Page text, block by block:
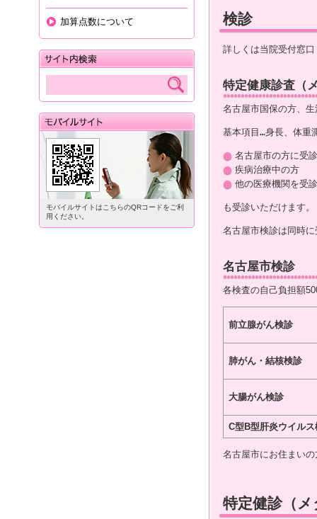
検診
詳しくは当院受付窓
特定健康診査（
名古屋市国保の方、
基本項目 …身長、体重
名古屋市の方に受
疾病治療中の方
他の医療機関を受
も受診いただけます。
名古屋市検診は同時
名古屋市検診
各検査の自己負担額
前立腺がん検診
肺がん・結核検診
大腸がん検診
C型B型肝炎ウイル
名古屋市にお住まい
特定健診（
加算点数について
モバイルサイトはこちらのQRコードをご利
用ください。